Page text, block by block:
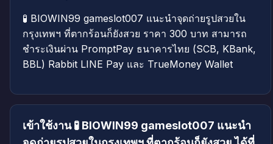
🧪 BIOWIN99 gameslot007 แนะนำจุดถ่ายรูปสวยใน
กรุงเทพฯ ที่ตากร้อนก็ยังสวย ราคา 300 บาท สามารถ
ชำระเงินผ่าน PromptPay ธนาคารไทย (SCB, KBank,
BBL) Rabbit LINE Pay และ TrueMoney Wallet
เข้าใช้งาน 🧪 BIOWIN99 gameslot007 แนะนำ